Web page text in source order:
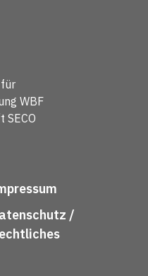
WBF
/